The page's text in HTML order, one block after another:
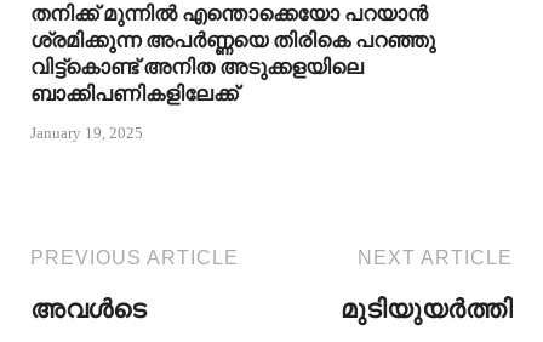
തനിക്ക് മുന്നിൽ എന്തൊക്കെയോ പറയാൻ
ശ്രമിക്കുന്ന അപർണ്ണയെ തിരികെ പറഞ്ഞു
വിട്ട്കൊണ്ട് അനിത അടുക്കളയിലെ
ബാക്കിപണികളിലേക്ക്
January 19, 2025
PREVIOUS ARTICLE
അവൾടെ
NEXT ARTICLE
മുടിയുയർത്തി